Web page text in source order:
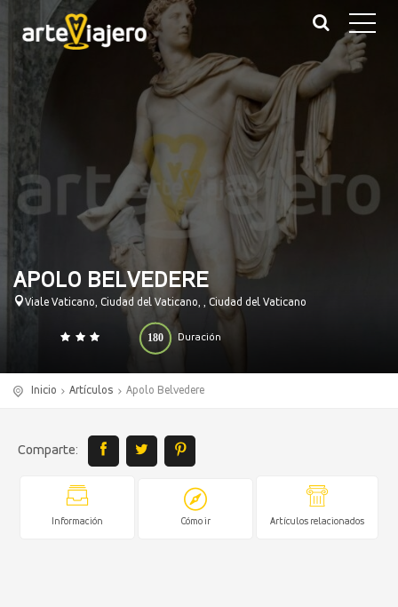
APOLO BELVEDERE
Viale Vaticano, Ciudad del Vaticano, , Ciudad del Vaticano
Duración
180
0 140
Inicio Artículos Apolo Belvedere
Comparte:
Información Cómo ir Artículos relacionados